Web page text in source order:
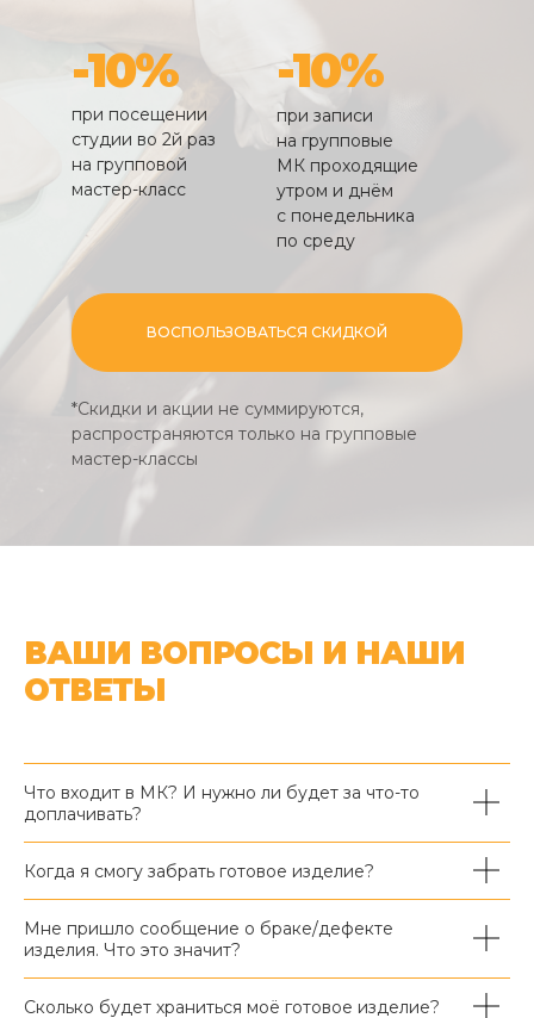
*Скидки и акции не суммируются,
распространяются только на групповые
мастер-классы
ВОСПОЛЬЗОВАТЬСЯ СКИДКОЙ
при записи
на групповые
МК проходящие
утром и днём
с понедельника
по среду
-10%
при посещении
студии во 2й раз
на групповой
мастер-класс
-10%
ВАШИ ВОПРОСЫ И НАШИ
ОТВЕТЫ
Что входит в МК? И нужно ли будет за что-то
доплачивать?
Когда я смогу забрать готовое изделие?
Мне пришло сообщение о браке/дефекте
изделия. Что это значит?
Сколько будет храниться моё готовое изделие?